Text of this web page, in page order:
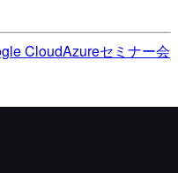
CloudAzureセミナー会